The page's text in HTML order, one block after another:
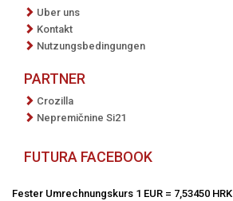
Uber uns
Kontakt
Nutzungsbedingungen
PARTNER
Crozilla
Nepremičnine Si21
FUTURA FACEBOOK
Fester Umrechnungskurs 1 EUR = 7,53450 HRK